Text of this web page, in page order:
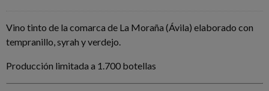
Vino tinto de la comarca de La Moraña (Ávila) elaborado con
tempranillo, syrah y verdejo.
Producción limitada a 1.700 botellas